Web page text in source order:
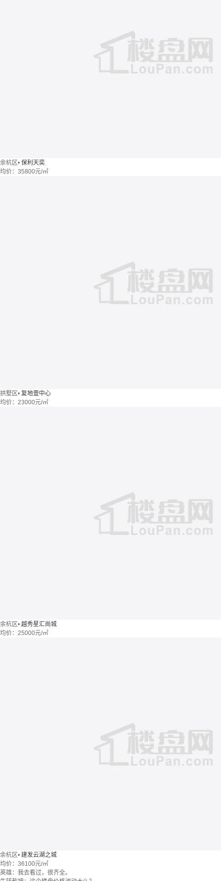
余杭区• 保利天奕
均价： 35800元/㎡
拱墅区• 复地壹中心
均价： 23000元/㎡
余杭区• 越秀星汇尚城
均价： 25000元/㎡
余杭区• 建发云湖之城
均价： 36100元/㎡
英雄：我去看过，很齐全。